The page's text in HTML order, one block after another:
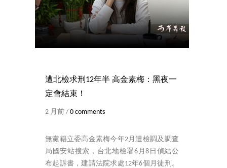
遭北檢求刑12年半 高金素梅：黑夜一
定會結束！
2 月前 /0 comments
無黨籍立委高金素梅今年2月遭檢調及調查
局國安站搜索，台北地檢署6月8日偵結公
布起訴書，建請法院求處12年6個月徒刑。